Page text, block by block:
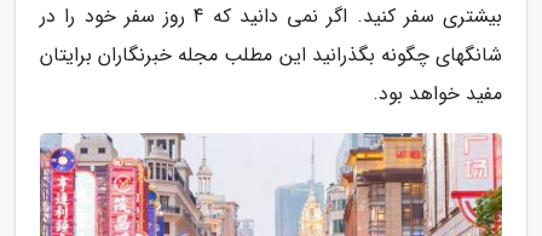
بیشتری سفر کنید. اگر نمی دانید که 4 روز سفر خود را در
شانگهای چگونه بگذرانید این مطلب مجله خبرنگاران برایتان
مفید خواهد بود.